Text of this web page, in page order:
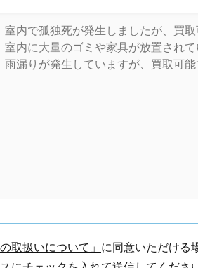
取扱いについて」 に同意いただける